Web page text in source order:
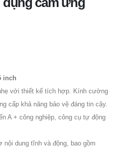
inch
với thiết kế tích hợp. Kính cường
cấp khả năng bảo vệ đáng tin cậy.
A + công nghiệp, công cụ tự động
dung tĩnh và động, bao gồm